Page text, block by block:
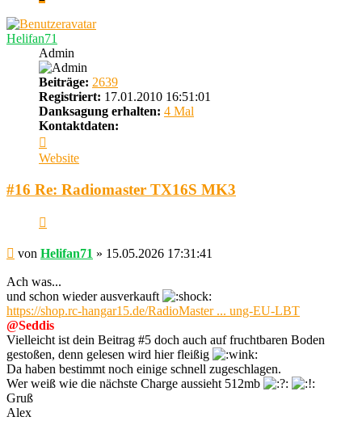
Helifan71
Admin
Beiträge: 2639
Registriert: 17.01.2010 16:51:01
Danksagung erhalten: 4 Mal
Kontaktdaten:
von
Helifan71
Website
#16 Re: Radiomaster TX16S MK3
Beitrag
von Helifan71 » 15.05.2026 17:31:41
Ach was...
und schon wieder ausverkauft
https://shop.rc-hangar15.de/RadioMaster ... ung-EU-LBT
@Seddis
Vielleicht ist dein Beitrag #5 doch auch auf fruchtbaren Boden
gestoßen, denn gelesen wird hier fleißig
Da haben bestimmt noch einige schnell zugeschlagen.
Wer weiß wie die nächste Charge aussieht 512mb
Gruß
Alex